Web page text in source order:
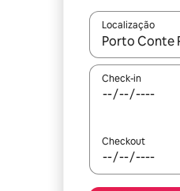
Localização
Quando os
Check-in
Checkout